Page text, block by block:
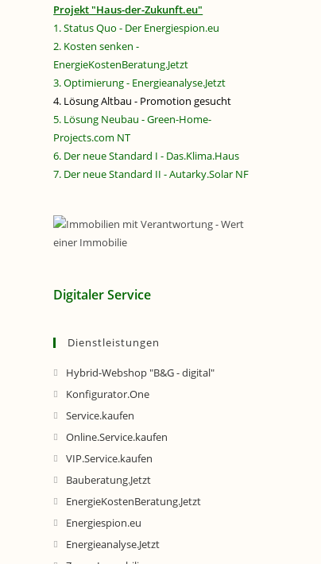
Projekt "Haus-der-Zukunft.eu"
1. Status Quo - Der Energiespion.eu
2. Kosten senken -
EnergieKostenBeratung.Jetzt
3. Optimierung - Energieanalyse.Jetzt
4. Lösung Altbau - Promotion gesucht
5. Lösung Neubau - Green-Home-
Projects.com NT
6. Der neue Standard I - Das.Klima.Haus
7. Der neue Standard II - Autarky.Solar NF
Digitaler Service
Dienstleistungen
Hybrid-Webshop "B&G - digital"
Konfigurator.One
Service.kaufen
Online.Service.kaufen
VIP.Service.kaufen
Bauberatung.Jetzt
EnergieKostenBeratung.Jetzt
Energiespion.eu
Energieanalyse.Jetzt